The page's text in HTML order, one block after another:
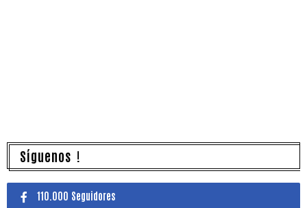
Síguenos !
110.000 Seguidores